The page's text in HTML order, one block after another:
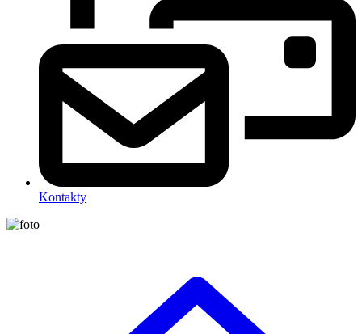
Kontakty